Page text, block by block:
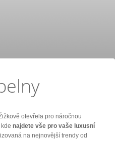
otevřela pro náročnou
najdete vše pro vaše luxusní
na nejnovější trendy od